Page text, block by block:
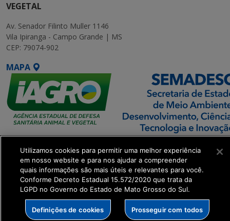
VEGETAL
Av. Senador Filinto Muller 1146
Vila Ipiranga - Campo Grande | MS
CEP: 79074-902
MAPA
SETDIG | Secretaria-
Executiva de
Transformação Digital
get_footer();
Utilizamos cookies para permitir uma melhor experiência
em nosso website e para nos ajudar a compreender
quais informações são mais úteis e relevantes para você.
Conforme Decreto Estadual 15.572/2020 que trata da
LGPD no Governo do Estado de Mato Grosso do Sul.
Definições de cookies Prosseguir com todos